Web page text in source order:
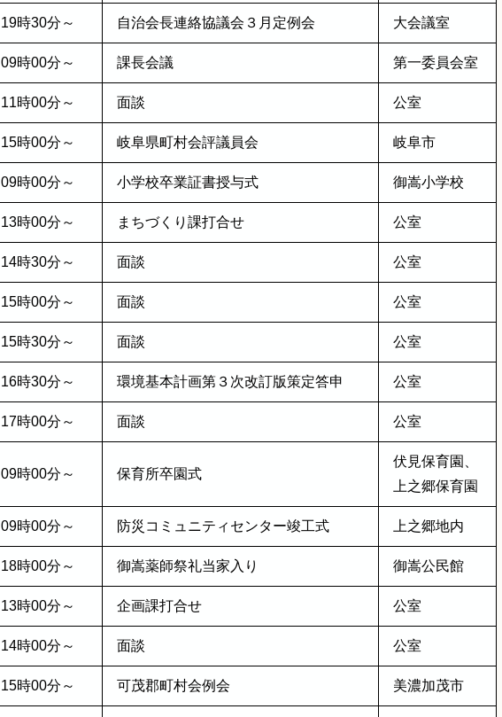
19時30分～ 自治会長連絡協議会３月定例会 大会議室
09時00分～ 課長会議 第一委員会室
11時00分～ 面談 公室
15時00分～ 岐阜県町村会評議員会 岐阜市
09時00分～ 小学校卒業証書授与式 御嵩小学校
13時00分～ まちづくり課打合せ 公室
14時30分～ 面談 公室
15時00分～ 面談 公室
15時30分～ 面談 公室
16時30分～ 環境基本計画第３次改訂版策定答申 公室
17時00分～ 面談 公室
09時00分～
保育所卒園式
伏見保育園、
上之郷保育園
09時00分～ 防災コミュニティセンター竣工式 上之郷地内
18時00分～ 御嵩薬師祭礼当家入り 御嵩公民館
13時00分～ 企画課打合せ 公室
14時00分～ 面談 公室
15時00分～ 可茂郡町村会例会 美濃加茂市